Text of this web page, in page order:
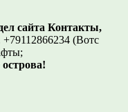
сайта Контакты,
+79112866234 (Вотс